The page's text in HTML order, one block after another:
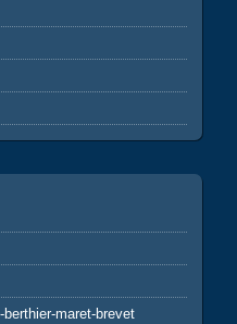
berthier-maret-brevet